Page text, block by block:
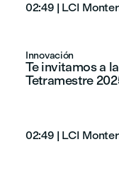
02:49 | LCI
Innovación
Te invitamos a
Tetramestre
02:49 | LCI